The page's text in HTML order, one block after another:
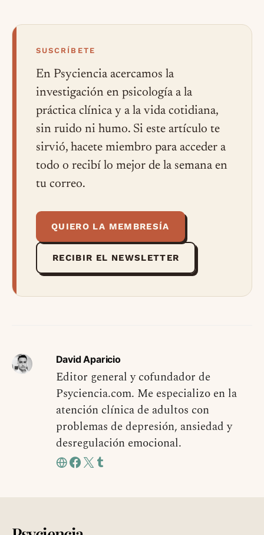
SUSCRÍBETE
En Psyciencia acercamos la
investigación en psicología a la
práctica clínica y a la vida cotidiana,
sin ruido ni humo. Si este artículo te
sirvió, hacete miembro para acceder a
todo o recibí lo mejor de la semana en
tu correo.
QUIERO LA MEMBRESÍA
RECIBIR EL NEWSLETTER
David Aparicio
Editor general y cofundador de
Psyciencia.com. Me especializo en la
atención clínica de adultos con
problemas de depresión, ansiedad y
desregulación emocional.